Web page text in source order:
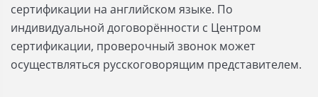
сертификации на английском языке. По
индивидуальной договорённости с Центром
сертификации, проверочный звонок может
осуществляться русскоговорящим представителем.